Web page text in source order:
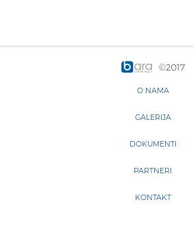
©2017
O NAMA
GALERIJA
DOKUMENTI
PARTNERI
KONTAKT